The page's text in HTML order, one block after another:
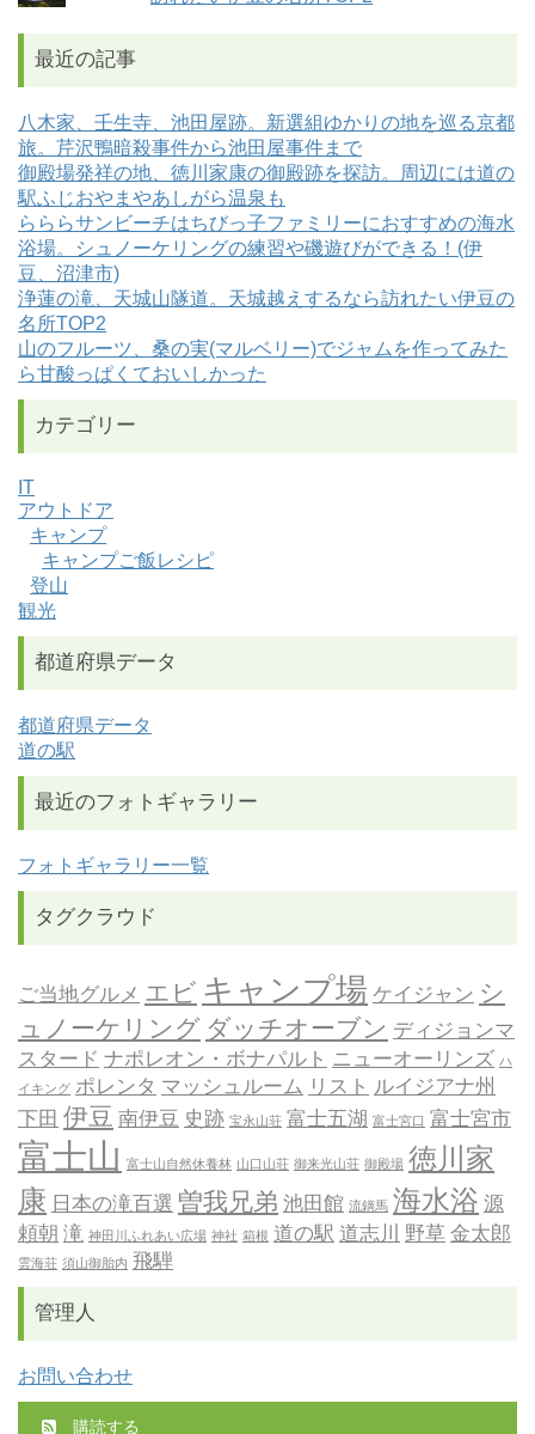
最近の記事
八木家、壬生寺、池田屋跡。新選組ゆかりの地を巡る京都
旅。芹沢鴨暗殺事件から池田屋事件まで
御殿場発祥の地、徳川家康の御殿跡を探訪。周辺には道の
駅ふじおやまやあしがら温泉も
らららサンビーチはちびっ子ファミリーにおすすめの海水
浴場。シュノーケリングの練習や磯遊びができる！(伊
豆、沼津市)
浄蓮の滝、天城山隧道。天城越えするなら訪れたい伊豆の
名所TOP2
山のフルーツ、桑の実(マルベリー)でジャムを作ってみた
ら甘酸っぱくておいしかった
カテゴリー
IT
アウトドア
キャンプ
キャンプご飯レシピ
登山
観光
都道府県データ
都道府県データ
道の駅
最近のフォトギャラリー
フォトギャラリー一覧
タグクラウド
ご当地グルメ エビ キャンプ場 ケイジャン シ
ュノーケリング ダッチオーブン ディジョンマ
スタード ナポレオン・ボナパルト ニューオーリンズ ハ
イキング ポレンタ マッシュルーム リスト ルイジアナ州
下田 伊豆 南伊豆 史跡 宝永山荘 富士五湖 富士宮口 富士宮市
富士山 富士山自然休養林 山口山荘 御来光山荘 御殿場 徳川家
康 日本の滝百選 曽我兄弟 池田館 流鏑馬 海水浴 源
頼朝 滝 神田川ふれあい広場 神社 箱根 道の駅 道志川 野草 金太郎
雲海荘 須山御胎内 飛騨
管理人
お問い合わせ
購読する